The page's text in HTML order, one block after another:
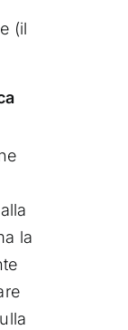
(il
la